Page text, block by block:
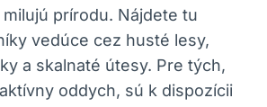
prírodu. Nájdete tu
vedúce cez husté lesy,
a skalnaté útesy. Pre tých,
oddych, sú k dispozícii